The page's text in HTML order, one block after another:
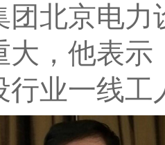
团北京电
大，他表
行业一线工